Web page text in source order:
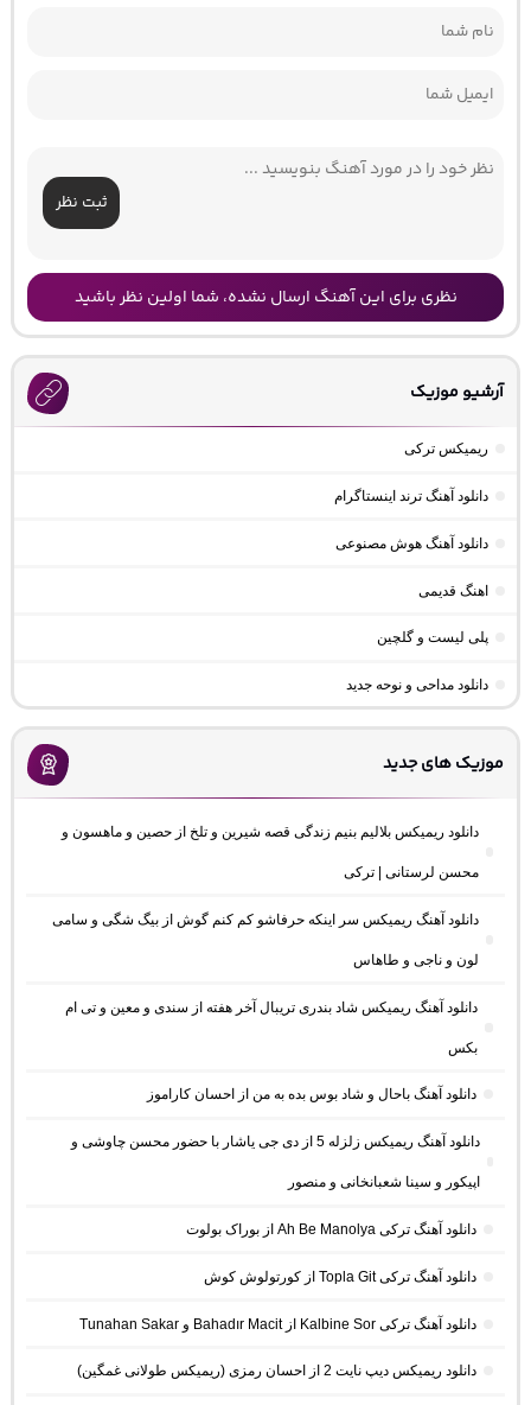
ثبت نظر
نظری برای این آهنگ ارسال نشده، شما اولین نظر باشید
آرشیو موزیک
ریمیکس ترکی
دانلود آهنگ ترند اینستاگرام
دانلود آهنگ هوش مصنوعی
اهنگ قدیمی
پلی لیست و گلچین
دانلود مداحی و نوحه جدید
موزیک های جدید
دانلود ریمیکس بلالیم بنیم زندگی قصه شیرین و تلخ از حصین و ماهسون و
محسن لرستانی | ترکی
دانلود آهنگ ریمیکس سر اینکه حرفاشو کم کنم گوش از بیگ شگی و سامی
لون و ناجی و طاهاس
دانلود آهنگ ریمیکس شاد بندری تریبال آخر هفته از سندی و معین و تی ام
بکس
دانلود آهنگ باحال و شاد بوس بده به من از احسان کاراموز
دانلود آهنگ ریمیکس زلزله 5 از دی جی یاشار با حضور محسن چاوشی و
اپیکور و سینا شعبانخانی و منصور
دانلود آهنگ ترکی Ah Be Manolya از بوراک بولوت
دانلود آهنگ ترکی Topla Git از کورتولوش کوش
دانلود آهنگ ترکی Kalbine Sor از Bahadır Macit و Tunahan Sakar
دانلود ریمیکس دیپ نایت 2 از احسان رمزی (ریمیکس طولانی غمگین)